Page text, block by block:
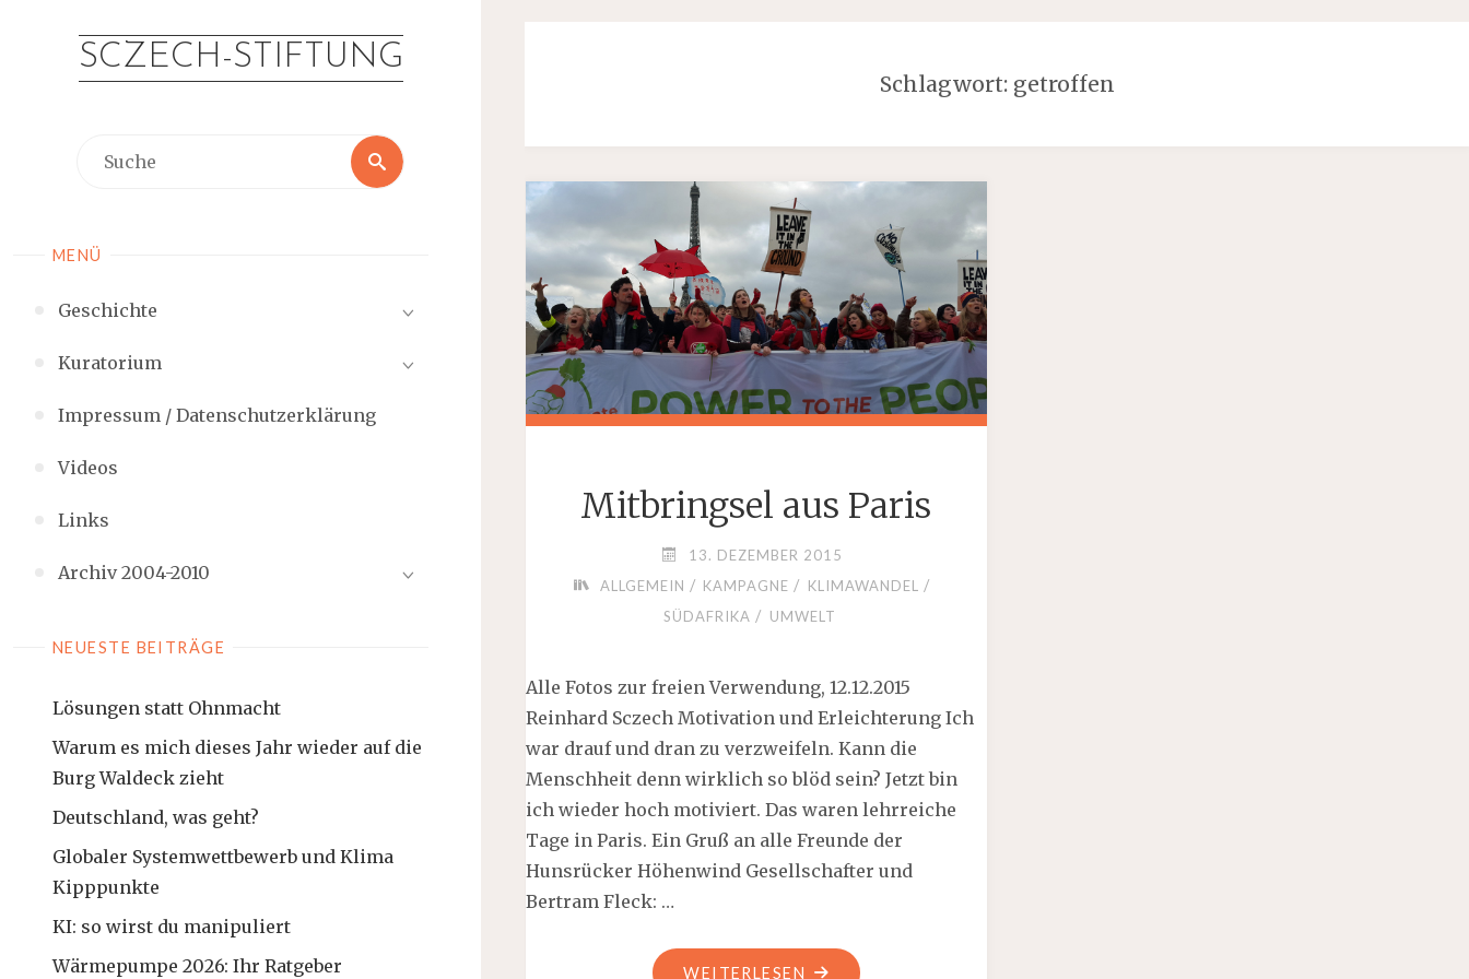
springenSCZECH-STIFTUNG
Suche
Suche
MENÜ
Geschichte
Kuratorium
Impressum / Datenschutzerklärung
Videos
Links
Archiv 2004-2010
NEUESTE BEITRÄGE
Lösungen statt Ohnmacht
Warum es mich dieses Jahr wieder auf die
Burg Waldeck zieht
Deutschland, was geht?
Globaler Systemwettbewerb und Klima
Kipppunkte
KI: so wirst du manipuliert
Wärmepumpe 2026: Ihr Ratgeber
Schlagwort: getroffen
Mitbringsel aus Paris
13. DEZEMBER 2015
ALLGEMEIN / KAMPAGNE / KLIMAWANDEL /
SÜDAFRIKA / UMWELT
Alle Fotos zur freien Verwendung, 12.12.2015
Reinhard Sczech Motivation und Erleichterung Ich
war drauf und dran zu verzweifeln. Kann die
Menschheit denn wirklich so blöd sein? Jetzt bin
ich wieder hoch motiviert. Das waren lehrreiche
Tage in Paris. Ein Gruß an alle Freunde der
Hunsrücker Höhenwind Gesellschafter und
Bertram Fleck: …
WEITERLESEN "MITBRINGSEL